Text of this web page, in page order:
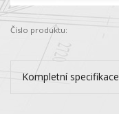
Číslo produktu:
Kompletní specifikace